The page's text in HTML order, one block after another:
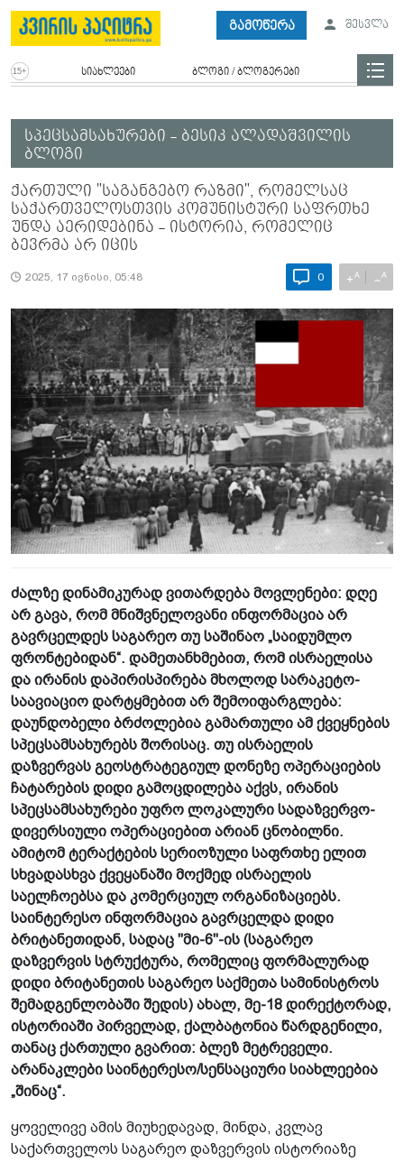
გამოწერა შესვლა
სიახლეები ბლოგი / ბლოგერები
სპეცსამსახურები - ბესიკ ალადაშვილის
ბლოგი
ქართული "საგანგებო რაზმი", რომელსაც
საქართველოსთვის კომუნისტური საფრთხე
უნდა აერიდებინა - ისტორია, რომელიც
ბევრმა არ იცის
2025, 17 ივნისი, 05:48 0 +A −A
ძალზე დინამიკურად ვითარდება მოვლენები: დღე
არ გავა, რომ მნიშვნელოვანი ინფორმაცია არ
გავრცელდეს საგარეო თუ საშინაო „საიდუმლო
ფრონტებიდან“. დამეთანხმებით, რომ ისრაელისა
და ირანის დაპირისპირება მხოლოდ სარაკეტო-
საავიაციო დარტყმებით არ შემოიფარგლება:
დაუნდობელი ბრძოლებია გამართული ამ ქვეყნების
სპეცსამსახურებს შორისაც. თუ ისრაელის
დაზვერვას გეოსტრატეგიულ დონეზე ოპერაციების
ჩატარების დიდი გამოცდილება აქვს, ირანის
სპეცსამსახურები უფრო ლოკალური სადაზვერვო-
დივერსიული ოპერაციებით არიან ცნობილნი.
ამიტომ ტერაქტების სერიოზული საფრთხე ელით
სხვადასხვა ქვეყანაში მოქმედ ისრაელის
საელჩოებსა და კომერციულ ორგანიზაციებს.
საინტერესო ინფორმაცია გავრცელდა დიდი
ბრიტანეთიდან, სადაც "მი-6"-ის (საგარეო
დაზვერვის სტრუქტურა, რომელიც ფორმალურად
დიდი ბრიტანეთის საგარეო საქმეთა სამინისტროს
შემადგენლობაში შედის) ახალ, მე-18 დირექტორად,
ისტორიაში პირველად, ქალბატონია წარდგენილი,
თანაც ქართული გვარით: ბლეზ მეტ­რე­ვე­ლი.
არანაკლები საინტერესო/სენსაციური სიახლეებია
„შინაც“.
ყოველივე ამის მიუხედავად, მინდა, კვლავ
საქართველოს საგარეო დაზვერვის ისტორიაზე